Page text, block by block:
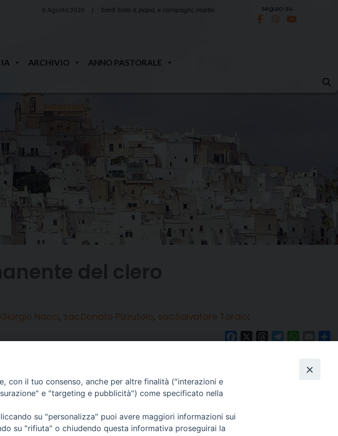
8 Agosto 2026 Santi Sisto II, papa, e compagni, martiri seguici su
ARCHIVIO
ANNO PASTORALE
Nacci, sac.Donato Pizzutolo, sac.Salvatore Tardio;
FacebookThreadsTelegram Email
Brindisi
Orari Curia
Mar. / Mer. / Giov. ore 9 - 13
nei mesi estivi solo Martedì ore 9 -
Copyright © Arcidiocesi di Brindisi – Ostuni
con il tuo consenso, anche per altre finalità ("interazioni e
e "targeting e pubblicità") come specificato nella
su "personalizza" puoi avere maggiori informazioni sui
su "rifiuta" o chiudendo questa informativa proseguirai la